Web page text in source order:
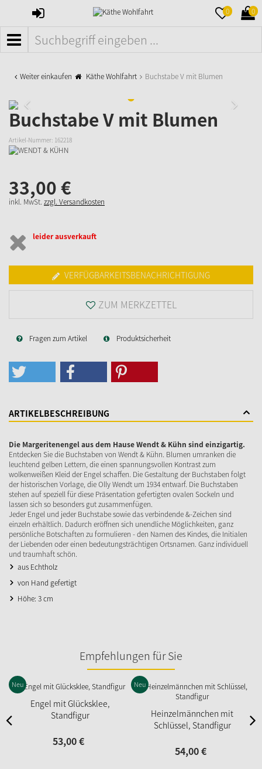
ANMELDEN 0 0
MENÜ
Weiter einkaufen Käthe Wohlfahrt Buchstabe V mit Blumen
Buchstabe V mit Blumen
Artikel-Nummer: 162218
33,00€
inkl. MwSt. zzgl. Versandkosten
leider ausverkauft
VERFÜGBARKEITSBENACHRICHTIGUNG
ZUM MERKZETTEL
Fragen zum Artikel Produktsicherheit
ARTIKELBESCHREIBUNG
Die Margeritenengel aus dem Hause Wendt & Kühn sind einzigartig.
Entdecken Sie die Buchstaben von Wendt & Kühn. Blumen umranken die
leuchtend gelben Lettern, die einen spannungsvollen Kontrast zum
wolkenweißen Kleid der Engel schaffen. Die Gestaltung der Buchstaben folgt
der historischen Vorlage, die Olly Wendt um 1934 entwarf. Die Buchstaben
stehen auf speziell für diese Präsentation gefertigten ovalen Sockeln und
lassen sich so besonders gut zusammenfügen.
Jeder Engel und jeder Buchstabe sowie das verbindende &-Zeichen sind
einzeln erhältlich. Dadurch eröffnen sich unendliche Möglichkeiten, ganz
persönliche Botschaften zu formulieren - den Namen des Kindes, die Initialen
der Liebenden oder einen bedeutungsträchtigen Ortsnamen. Ganz individuell
und traumhaft schön.
aus Echtholz
von Hand gefertigt
Höhe: 3 cm
Empfehlungen für Sie
Engel mit Glücksklee,
Standfigur
Neu
53,00€
Heinzelmännchen mit
Schlüssel, Standfigur
Neu
54,00€